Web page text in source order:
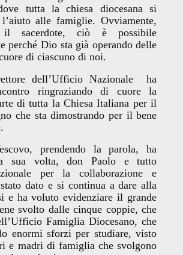
tutta la chiesa diocesana si
alle famiglie. Ovviamente,
sacerdote, ciò è possibile
perché Dio sta già operando delle
di ciascuno di noi.
dell’Ufficio Nazionale ha
ringraziando di cuore la
di tutta la Chiesa Italiana per il
che sta dimostrando per il bene
prendendo la parola, ha
sua volta, don Paolo e tutto
per la collaborazione e
dato e si continua a dare alla
e ha voluto evidenziare il grande
svolto dalle cinque coppie, che
Famiglia Diocesano, che
enormi sforzi per studiare, visto
e madri di famiglia che svolgono